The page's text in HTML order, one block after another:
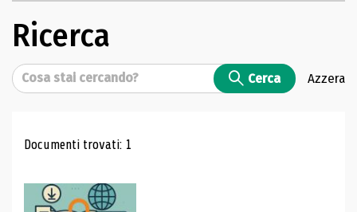
Ricerca
Cerca Cerca Azzera
Risultati di ricerca
Documenti trovati: 1